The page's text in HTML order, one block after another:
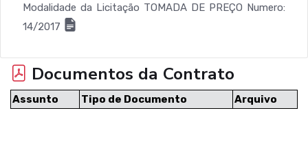
Modalidade da Licitação TOMADA DE PREÇO Numero:
14/2017
Documentos da Contrato
Assunto Tipo de Documento Arquivo